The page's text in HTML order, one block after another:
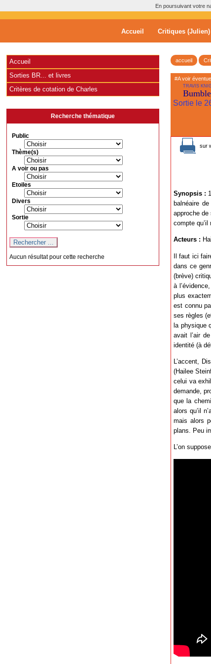
En poursuivant votre
Accueil Critiques (Julien)
accueil
#A voir
TRAVIS
Sortie le
sur
Synopsis :
balnéaire
approche
compte qu’il
Acteurs :
Il faut ici
dans ce
(brève)
à
plus
est connu
ses règles
la physique
avait l’air
identité (à
L’accent,
(Hailee
celui va
demande,
que la
alors qu’il
mais alors
plans. Peu
L’on
Accueil
Sorties BR... et livres
Critères de cotation de Charles
Recherche thématique
Public
Thème(s)
A voir ou pas
Etoiles
Divers
Sortie
Aucun résultat pour cette recherche